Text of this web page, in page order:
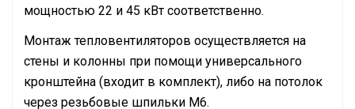
мощностью 22 и 45 кВт соответственно.
Монтаж тепловентиляторов осуществляется на
стены и колонны при помощи универсального
кронштейна (входит в комплект), либо на потолок
через резьбовые шпильки М6.